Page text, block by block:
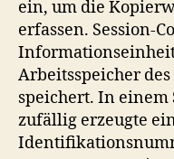
ein, um die
erfassen. Session-
Arbeitsspeicher des
speichert. In einem
zufällig erzeugte